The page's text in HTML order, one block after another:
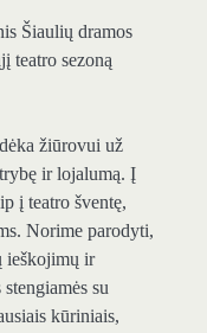
Šiaulių dramos
teatro sezoną
žiūrovui už
ir lojalumą. Į
į teatro šventę,
Norime parodyti,
ieškojimų ir
su
kūriniais,